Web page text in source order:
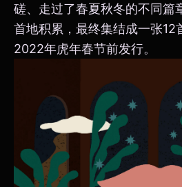
磋、走过了春夏秋冬的不同篇
首地积累，最终集结成一张12
2022年虎年春节前发行。